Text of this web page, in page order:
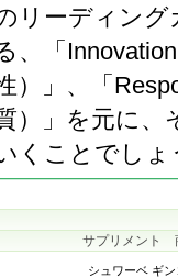
リーディング
、「
）」、「
）」を元に、
くことでしょ
サプリメント
シュワーベ ギ